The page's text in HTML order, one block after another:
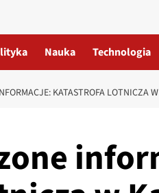
Nauka Technologia
KATASTROFA LOTNICZA